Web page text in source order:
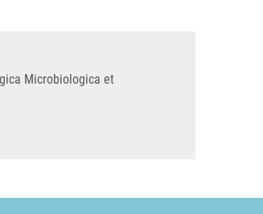
Microbiologica et